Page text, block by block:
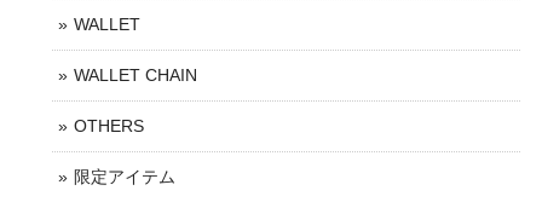
WALLET
WALLET CHAIN
OTHERS
限定アイテム